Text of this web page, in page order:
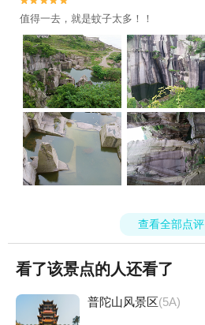
值得一去，就是蚊子太多！！
查看全部点评
看了该景点的人还看了
普陀山风景区(5A)